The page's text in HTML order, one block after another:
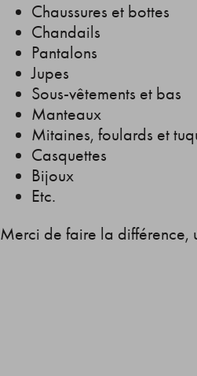
Chaussures et bottes
Chandails
Pantalons
Jupes
Sous-vêtements et bas
Manteaux
Mitaines, foulards et
Casquettes
Bijoux
Etc.
Merci de faire la différence,